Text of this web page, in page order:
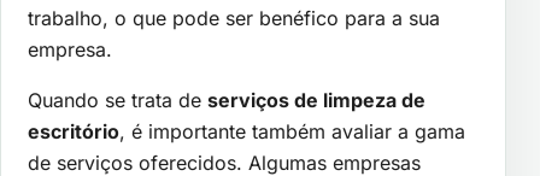
trabalho, o que pode ser benéfico para a sua
empresa.
Quando se trata de serviços de limpeza de
escritório, é importante também avaliar a gama
de serviços oferecidos. Algumas empresas